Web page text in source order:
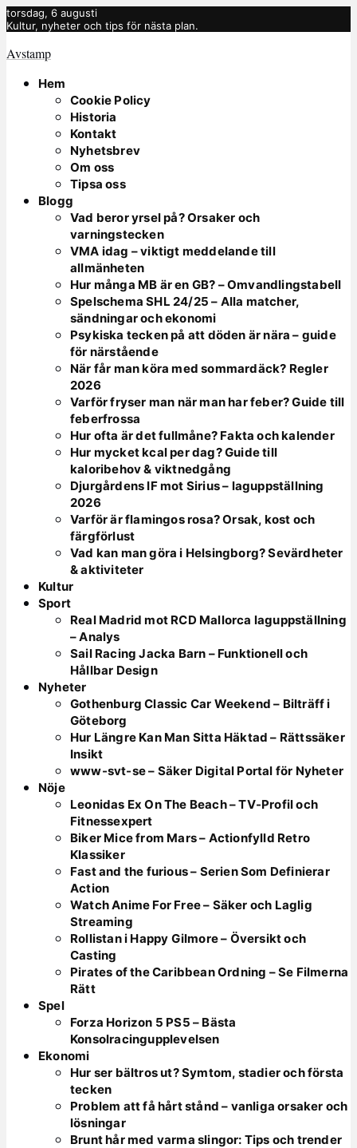
torsdag, 6 augusti
Kultur, nyheter och tips för nästa plan.
Avstamp
Hem
Cookie Policy
Historia
Kontakt
Nyhetsbrev
Om oss
Tipsa oss
Blogg
Vad beror yrsel på? Orsaker och
varningstecken
VMA idag – viktigt meddelande till
allmänheten
Hur många MB är en GB? – Omvandlingstabell
Spelschema SHL 24/25 – Alla matcher,
sändningar och ekonomi
Psykiska tecken på att döden är nära – guide
för närstående
När får man köra med sommardäck? Regler
2026
Varför fryser man när man har feber? Guide till
feberfrossa
Hur ofta är det fullmåne? Fakta och kalender
Hur mycket kcal per dag? Guide till
kaloribehov & viktnedgång
Djurgårdens IF mot Sirius – laguppställning
2026
Varför är flamingos rosa? Orsak, kost och
färgförlust
Vad kan man göra i Helsingborg? Sevärdheter
& aktiviteter
Kultur
Sport
Real Madrid mot RCD Mallorca laguppställning
– Analys
Sail Racing Jacka Barn – Funktionell och
Hållbar Design
Nyheter
Gothenburg Classic Car Weekend – Bilträff i
Göteborg
Hur Längre Kan Man Sitta Häktad – Rättssäker
Insikt
www-svt-se – Säker Digital Portal för Nyheter
Nöje
Leonidas Ex On The Beach – TV-Profil och
Fitnessexpert
Biker Mice from Mars – Actionfylld Retro
Klassiker
Fast and the furious – Serien Som Definierar
Action
Watch Anime For Free – Säker och Laglig
Streaming
Rollistan i Happy Gilmore – Översikt och
Casting
Pirates of the Caribbean Ordning – Se Filmerna
Rätt
Spel
Forza Horizon 5 PS5 – Bästa
Konsolracingupplevelsen
Ekonomi
Hur ser bältros ut? Symtom, stadier och första
tecken
Problem att få hårt stånd – vanliga orsaker och
lösningar
Brunt hår med varma slingor: Tips och trender